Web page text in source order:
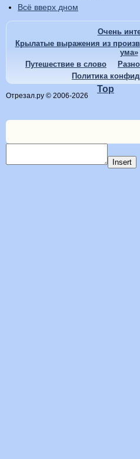
Всё вверх дном
Очень
Крылатые выражения из
ума»
Путешествие в слово
Политика
Отрезал.ру © 2006-2026
Top
Insert